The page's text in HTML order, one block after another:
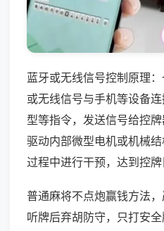
蓝牙或无线信号控制原理
或无线信号与手机等设备
型等指令，发送信号给控
驱动内部微型电机或机械
过程中进行干预，达到控牌
普通麻将不点炮赢钱方法
听牌后弃胡防守，只打安